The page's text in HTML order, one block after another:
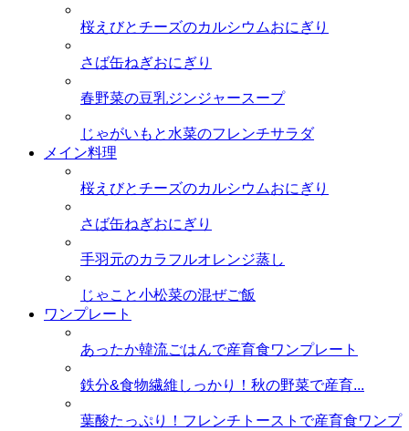
桜えびとチーズのカルシウムおにぎり
さば缶ねぎおにぎり
春野菜の豆乳ジンジャースープ
じゃがいもと水菜のフレンチサラダ
メイン料理
桜えびとチーズのカルシウムおにぎり
さば缶ねぎおにぎり
手羽元のカラフルオレンジ蒸し
じゃこと小松菜の混ぜご飯
ワンプレート
あったか韓流ごはんで産育食ワンプレート
鉄分&食物繊維しっかり！秋の野菜で産育...
葉酸たっぷり！フレンチトーストで産育食ワンプ